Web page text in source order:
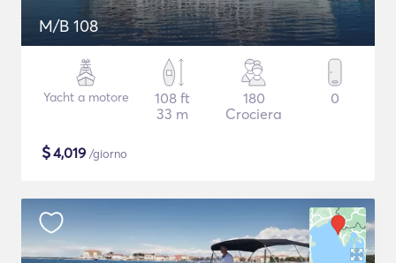
M/B 108
Yacht a motore
108 ft
33 m
180
Crociera
0
$4,019 /giorno